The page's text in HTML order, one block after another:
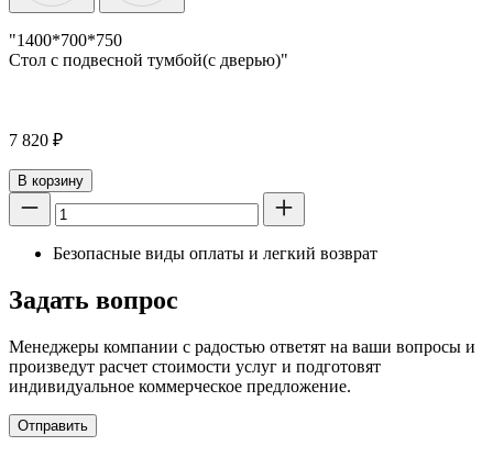
"1400*700*750
Стол с подвесной тумбой(с дверью)"
7 820 ₽
В корзину
Безопасные виды оплаты и легкий возврат
Задать вопрос
Менеджеры компании с радостью ответят на ваши вопросы и
произведут расчет стоимости услуг и подготовят
индивидуальное коммерческое предложение.
Отправить